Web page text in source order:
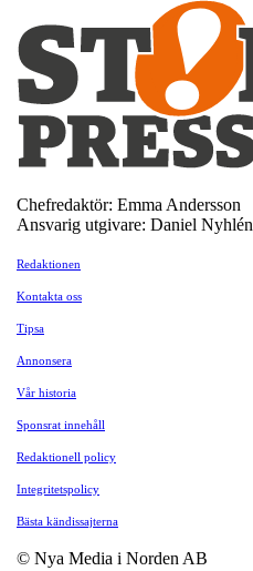
Chefredaktör: Emma Andersson
Ansvarig utgivare: Daniel Nyhlén
Redaktionen
Kontakta oss
Tipsa
Annonsera
Vår historia
Sponsrat innehåll
Redaktionell policy
Integritetspolicy
Bästa kändissajterna
© Nya Media i Norden AB